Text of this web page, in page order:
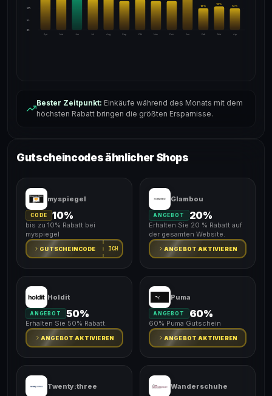
12%
6%
0%
Apr
Mai Jun Jul Aug Sep Okt Nov Dez Jan Feb
12%
Mär
13%
Apr
12%
Bester Zeitpunkt: Einkäufe während des Monats mit dem
höchsten Rabatt bringen die größten Ersparnisse.
Gutscheincodes ähnlicher Shops
myspiegel
CODE 10%
bis zu 10% Rabatt bei
myspiegel
GUTSCHEINCODE ICH
Glambou
ANGEBOT 20%
Erhalten Sie 20 % Rabatt auf
der gesamten Website.
ANGEBOT AKTIVIEREN
Holdit
ANGEBOT 50%
Erhalten Sie 50% Rabatt.
ANGEBOT AKTIVIEREN
Puma
ANGEBOT 60%
60% Puma Gutschein
ANGEBOT AKTIVIEREN
Twenty:three Wanderschuhe